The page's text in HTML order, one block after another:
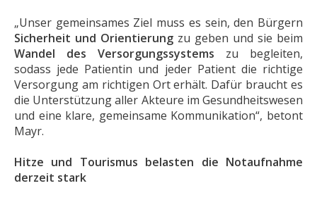
„Unser gemeinsames Ziel muss es sein, den Bürgern
Sicherheit und Orientierung zu geben und sie beim
Wandel des Versorgungssystems zu begleiten,
sodass jede Patientin und jeder Patient die richtige
Versorgung am richtigen Ort erhält. Dafür braucht es
die Unterstützung aller Akteure im Gesundheitswesen
und eine klare, gemeinsame Kommunikation“, betont
Mayr.
Hitze und Tourismus belasten die Notaufnahme
derzeit stark